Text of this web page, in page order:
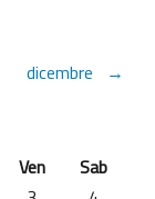
dicembre →
Venerdì
Ven Sabato
Sab
mercoledì 1
evento, giovedì 2
Nessun evento,
Nessun